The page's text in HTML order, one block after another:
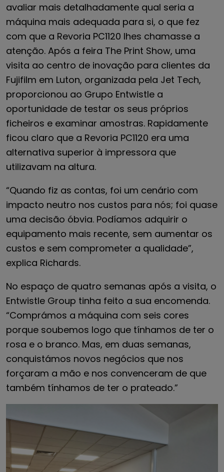
avaliar mais detalhadamente qual seria a
máquina mais adequada para si, o que fez
com que a Revoria PC1120 lhes chamasse a
atenção. Após a feira The Print Show, uma
visita ao centro de inovação para clientes da
Fujifilm em Luton, organizada pela Jet Tech,
proporcionou ao Grupo Entwistle a
oportunidade de testar os seus próprios
ficheiros e examinar amostras. Rapidamente
ficou claro que a Revoria PC1120 era uma
alternativa superior à impressora que
utilizavam na altura.
“Quando fiz as contas, foi um cenário com
impacto neutro nos custos para nós; foi quase
uma decisão óbvia. Podíamos adquirir o
equipamento mais recente, sem aumentar os
custos e sem comprometer a qualidade”,
explica Richards.
No espaço de quatro semanas após a visita, o
Entwistle Group tinha feito a sua encomenda.
“Comprámos a máquina com seis cores
porque soubemos logo que tínhamos de ter o
rosa e o branco. Mas, em duas semanas,
conquistámos novos negócios que nos
forçaram a mão e nos convenceram de que
também tínhamos de ter o prateado.”